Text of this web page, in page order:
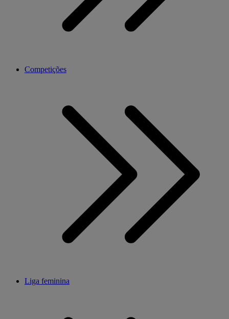
Competições
Liga feminina